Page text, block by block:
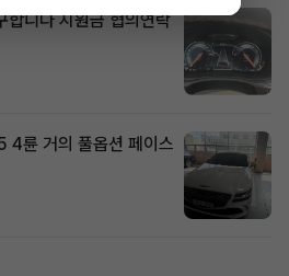
니다 지원금 협의연락
륜 거의 풀옵션 페이스